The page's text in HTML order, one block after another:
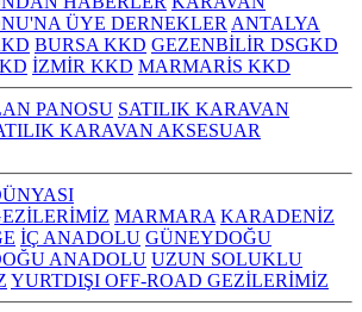
ÜYE DERNEKLER ANTALYA
BURSA KKD GEZENBİLİR DSGKD
İZMİR KKD MARMARİS KKD
PANOSU SATILIK KARAVAN
KARAVAN AKSESUAR
MARMARA KARADENİZ
İÇ ANADOLU GÜNEYDOĞU
ANADOLU UZUN SOLUKLU
YURTDIŞI OFF-ROAD GEZİLERİMİZ